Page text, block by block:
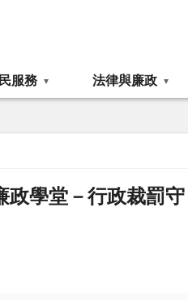
服務 法律與廉政
學堂－行政裁罰